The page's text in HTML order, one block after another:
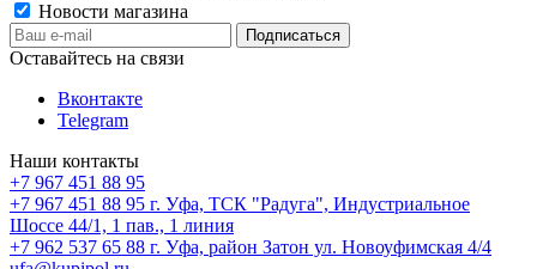
Новости магазина
Оставайтесь на связи
Вконтакте
Telegram
Наши контакты
+7 967 451 88 95
+7 967 451 88 95 г. Уфа, ТСК "Радуга", Индустриальное
Шоссе 44/1, 1 пав., 1 линия
+7 962 537 65 88 г. Уфа, район Затон ул. Новоуфимская 4/4